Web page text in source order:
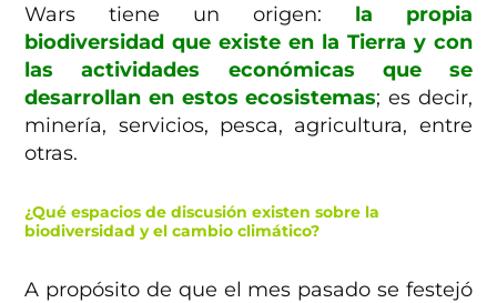
Wars tiene un origen: la propia
biodiversidad que existe en la Tierra y con
las actividades económicas que se
desarrollan en estos ecosistemas; es decir,
minería, servicios, pesca, agricultura, entre
otras.
¿Qué espacios de discusión existen sobre la
biodiversidad y el cambio climático?
A propósito de que el mes pasado se festejó